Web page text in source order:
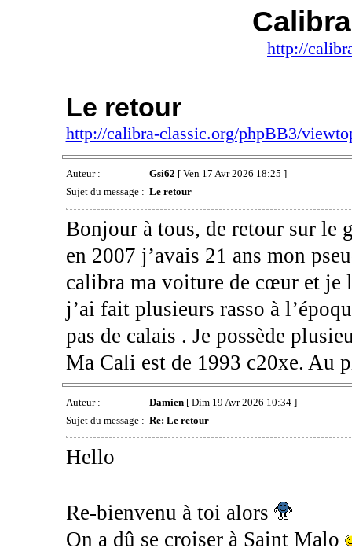
http://
Le retour
http://calibra-classic.org/phpBB3/
Auteur : Gsi62 [ Ven 17 Avr 2026 18:25 ]
Sujet du message : Le retour
Bonjour à tous, de retour sur le
en 2007 j’avais 21 ans mon
calibra ma voiture de cœur et je
j’ai fait plusieurs rasso à
pas de calais . Je possède
Ma Cali est de 1993 c20xe. Au
Auteur : Damien[ Dim 19 Avr 2026 10:34 ]
Sujet du message : Re: Le retour
Hello
Re-bienvenu à toi alors
On a dû se croiser à Saint Malo